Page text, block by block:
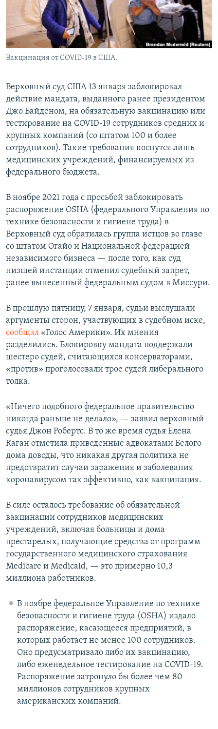
Вакцинация от COVID-19 в США.
Верховный суд США 13 января заблокировал
действие мандата, выданного ранее президентом
Джо Байденом, на обязательную вакцинацию или
тестирование на COVID-19 сотрудников средних и
крупных компаний (со штатом 100 и более
сотрудников). Такие требования коснутся лишь
медицинских учреждений, финансируемых из
федерального бюджета.
В ноябре 2021 года с просьбой заблокировать
распоряжение OSHA (федерального Управления по
технике безопасности и гигиене труда) в
Верховный суд обратилась группа истцов во главе
со штатом Огайо и Национальной федерацией
независимого бизнеса — после того, как суд
низшей инстанции отменил судебный запрет,
ранее вынесенный федеральным судом в Миссури.
В прошлую пятницу, 7 января, судьи выслушали
аргументы сторон, участвующих в судебном иске,
сообщал «Голос Америки». Их мнения
разделились. Блокировку мандата поддержали
шестеро судей, считающихся консерваторами,
«против» проголосовали трое судей либерального
толка.
«Ничего подобного федеральное правительство
никогда раньше не делало», — заявил верховный
судья Джон Робертс. В то же время судья Елена
Каган отметила приведенные адвокатами Белого
дома доводы, что никакая другая политика не
предотвратит случаи заражения и заболевания
коронавирусом так эффективно, как вакцинация.
В силе осталось требование об обязательной
вакцинации сотрудников медицинских
учреждений, включая больницы и дома
престарелых, получающие средства от программ
государственного медицинского страхования
Medicare и Medicaid, — это примерно 10,3
миллиона работников.
В ноябре федеральное Управление по технике
безопасности и гигиене труда (OSHA) издало
распоряжение, касающееся предприятий, в
которых работает не менее 100 сотрудников.
Оно предусматривало либо их вакцинацию,
либо еженедельное тестирование на COVID-19.
Распоряжение затронуло бы более чем 80
миллионов сотрудников крупных
американских компаний.